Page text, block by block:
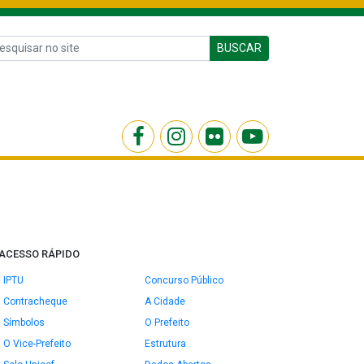
BUSCAR
RÁPIDO
IPTU
Concurso Público
Contracheque
A Cidade
Símbolos
O Prefeito
O Vice-Prefeito
Estrutura